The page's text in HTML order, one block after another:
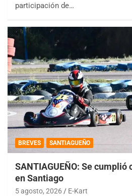
participación de…
BREVES SANTIAGUEÑO
SANTIAGUEÑO: Se cumplió
en Santiago
5 agosto, 2026 E-Kart